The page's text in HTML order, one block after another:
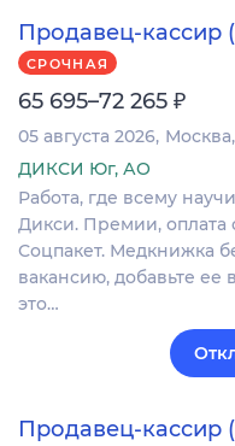
Продавец-кассир
СРОЧНАЯ
65 695–72 265 ₽
05 августа 2026 Москва
ДИКСИ Юг, АО
Работа, где всему
Дикси. Премии, оплата
Соцпакет. Медкнижка
вакансию, добавьте ее
это…
Продавец-кассир